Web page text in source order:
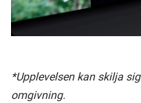
*Upplevelsen kan skilja
omgivning.